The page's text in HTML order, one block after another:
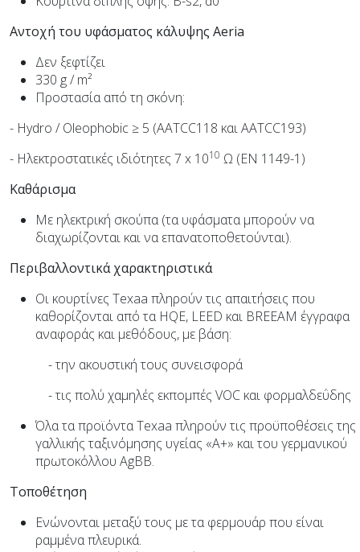
Αντοχή του υφάσματος κάλυψης Aeria
Δεν ξεφτίζει
330 g / m²
Προστασία από τη σκόνη:
- Hydro / Oleophobic ≥ 5 (AATCC118 και AATCC193)
- Ηλεκτροστατικές ιδιότητες 7 x 1010 Ω (EN 1149-1)
Καθάρισμα
Με ηλεκτρική σκούπα (τα υφάσματα μπορούν να
διαχωρίζονται και να επανατοποθετούνται).
Περιβαλλοντικά χαρακτηριστικά
Οι κουρτίνες Texaa πληρούν τις απαιτήσεις που
καθορίζονται από τα HQE, LEED και BREEAM έγγραφα
αναφοράς και μεθόδους, με βάση:
- την ακουστική τους συνεισφορά
- τις πολύ χαμηλές εκπομπές VOC και φορμαλδεΰδης
Όλα τα προϊόντα Texaa πληρούν τις προϋποθέσεις της
γαλλικής ταξινόμησης υγείας «A+» και του γερμανικού
πρωτοκόλλου AgBB.
Τοποθέτηση
Ενώνονται μεταξύ τους με τα φερμουάρ που είναι
ραμμένα πλευρικά.